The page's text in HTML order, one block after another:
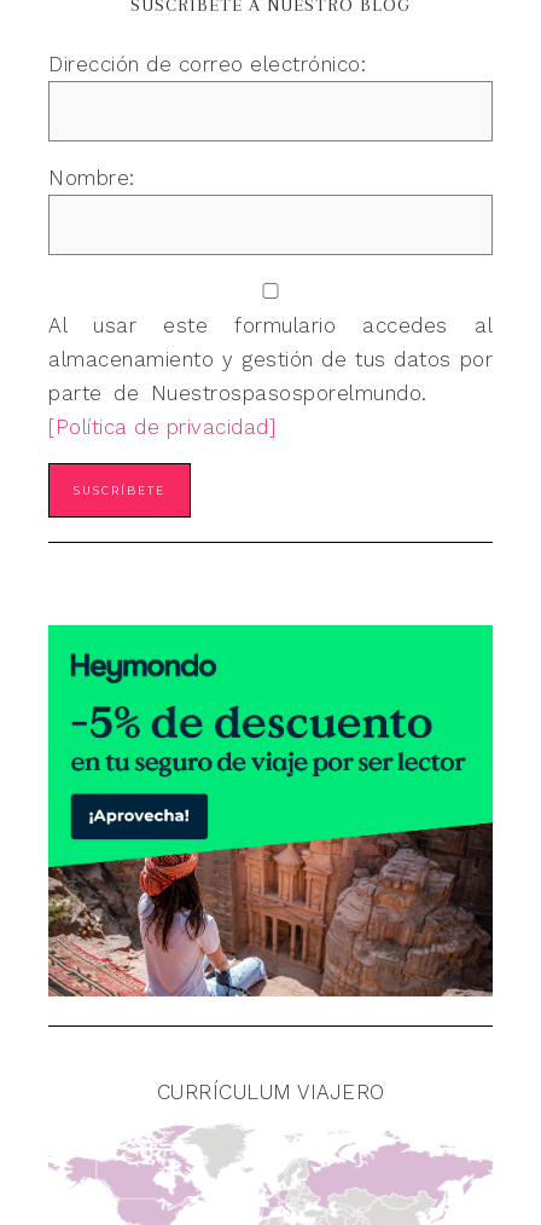
SUSCRÍBETE A NUESTRO BLOG
Dirección de correo electrónico:
Nombre:
Al usar este formulario accedes al
almacenamiento y gestión de tus datos por
parte de Nuestrospasosporelmundo.
[Política de privacidad]
CURRÍCULUM VIAJERO